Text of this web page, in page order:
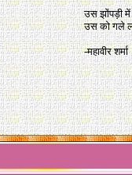
उस झोंपड़ी
उस को गले
-महावीर शर्मा